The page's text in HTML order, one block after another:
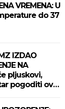
VREMENA: U
do 37
IZDAO
NA
pljuskovi,
pogoditi ove